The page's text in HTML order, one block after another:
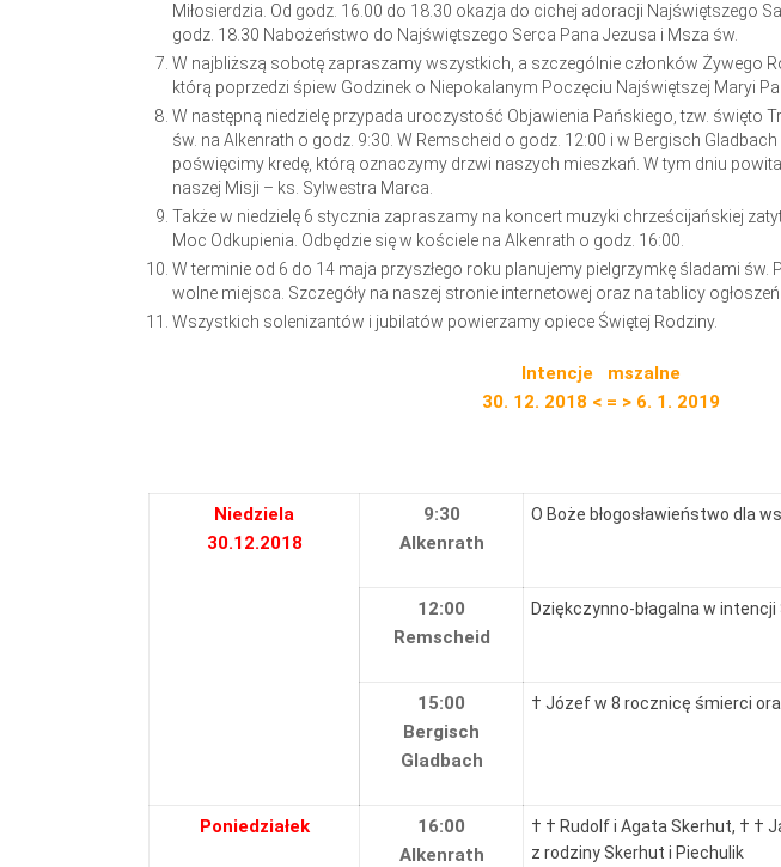
Miłosierdzia. Od godz. 16.00 do 18.30 okazja do cichej adoracji Najświętszego
godz. 18.30 Nabożeństwo do Najświętszego Serca Pana Jezusa i Msza św.
W najbliższą sobotę zapraszamy wszystkich, a szczególnie członków Żywego
którą poprzedzi śpiew Godzinek o Niepokalanym Poczęciu Najświętszej Maryi
W następną niedzielę przypada uroczystość Objawienia Pańskiego, tzw. święto
św. na Alkenrath o godz. 9:30. W Remscheid o godz. 12:00 i w Bergisch
poświęcimy kredę, którą oznaczymy drzwi naszych mieszkań. W tym dniu
naszej Misji – ks. Sylwestra Marca.
Także w niedzielę 6 stycznia zapraszamy na koncert muzyki chrześcijańskiej
Moc Odkupienia. Odbędzie się w kościele na Alkenrath o godz. 16:00.
W terminie od 6 do 14 maja przyszłego roku planujemy pielgrzymkę śladami św.
wolne miejsca. Szczegóły na naszej stronie internetowej oraz na tablicy ogłoszeń.
Wszystkich solenizantów i jubilatów powierzamy opiece Świętej Rodziny.
Intencje mszalne
30. 12. 2018 < = > 6. 1. 2019
Niedziela
30.12.2018
9:30
Alkenrath
O Boże błogosławieństwo dla
12:00
Remscheid
Dziękczynno-błagalna w
15:00
Bergisch
Gladbach
† Józef w 8 rocznicę śmierci
Poniedziałek
16:00
Alkenrath
† † Rudolf i Agata Skerhut, † †
z rodziny Skerhut i Piechulik